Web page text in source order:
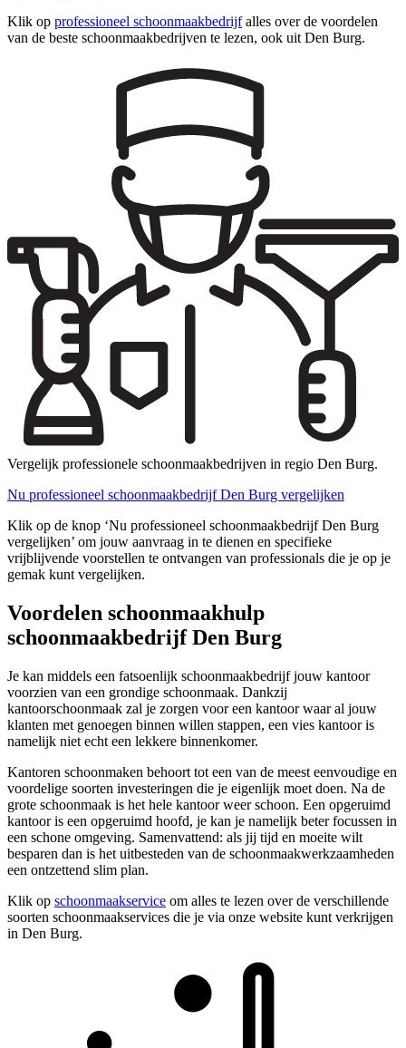
Klik op professioneel schoonmaakbedrijfalles over de voordelen
van de beste schoonmaakbedrijven te lezen, ook uit Den Burg.
Vergelijk professionele schoonmaakbedrijven in regio Den Burg.
Nu professioneel schoonmaakbedrijf Den Burg vergelijken
Klik op de knop ‘Nu professioneel schoonmaakbedrijf Den Burg
vergelijken’ om jouw aanvraag in te dienen en specifieke
vrijblijvende voorstellen te ontvangen van professionals die je op je
gemak kunt vergelijken.
Voordelen schoonmaakhulp
schoonmaakbedrijf Den Burg
Je kan middels een fatsoenlijk schoonmaakbedrijf jouw kantoor
voorzien van een grondige schoonmaak. Dankzij
kantoorschoonmaak zal je zorgen voor een kantoor waar al jouw
klanten met genoegen binnen willen stappen, een vies kantoor is
namelijk niet echt een lekkere binnenkomer.
Kantoren schoonmaken behoort tot een van de meest eenvoudige en
voordelige soorten investeringen die je eigenlijk moet doen. Na de
grote schoonmaak is het hele kantoor weer schoon. Een opgeruimd
kantoor is een opgeruimd hoofd, je kan je namelijk beter focussen in
een schone omgeving. Samenvattend: als jij tijd en moeite wilt
besparen dan is het uitbesteden van de schoonmaakwerkzaamheden
een ontzettend slim plan.
Klik op schoonmaakservice om alles te lezen over de verschillende
soorten schoonmaakservices die je via onze website kunt verkrijgen
in Den Burg.